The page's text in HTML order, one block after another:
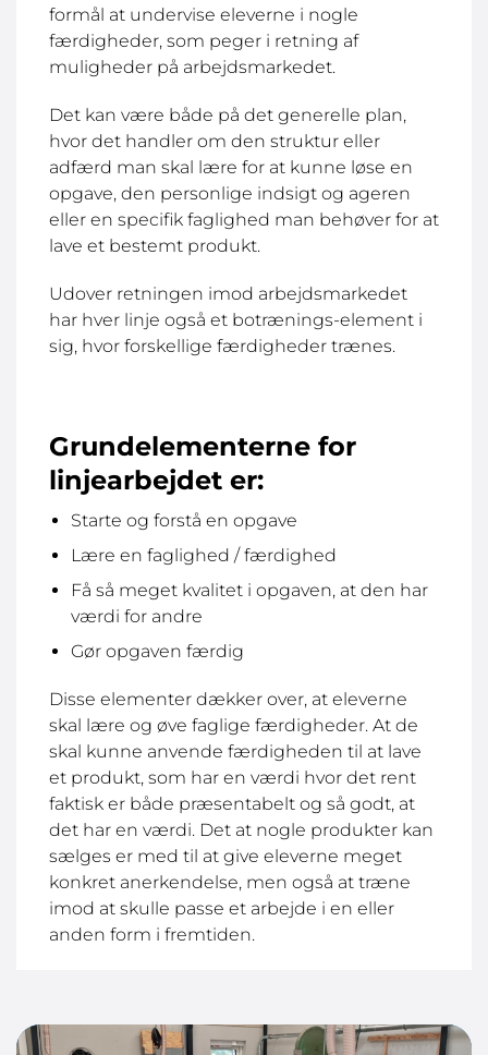
formål at undervise eleverne i nogle
færdigheder, som peger i retning af
muligheder på arbejdsmarkedet.
Det kan være både på det generelle plan,
hvor det handler om den struktur eller
adfærd man skal lære for at kunne løse en
opgave, den personlige indsigt og ageren
eller en specifik faglighed man behøver for at
lave et bestemt produkt.
Udover retningen imod arbejdsmarkedet
har hver linje også et botrænings-element i
sig, hvor forskellige færdigheder trænes.
Grundelementerne for
linjearbejdet er:
Starte og forstå en opgave
Lære en faglighed / færdighed
Få så meget kvalitet i opgaven, at den har
værdi for andre
Gør opgaven færdig
Disse elementer dækker over, at eleverne
skal lære og øve faglige færdigheder. At de
skal kunne anvende færdigheden til at lave
et produkt, som har en værdi hvor det rent
faktisk er både præsentabelt og så godt, at
det har en værdi. Det at nogle produkter kan
sælges er med til at give eleverne meget
konkret anerkendelse, men også at træne
imod at skulle passe et arbejde i en eller
anden form i fremtiden.